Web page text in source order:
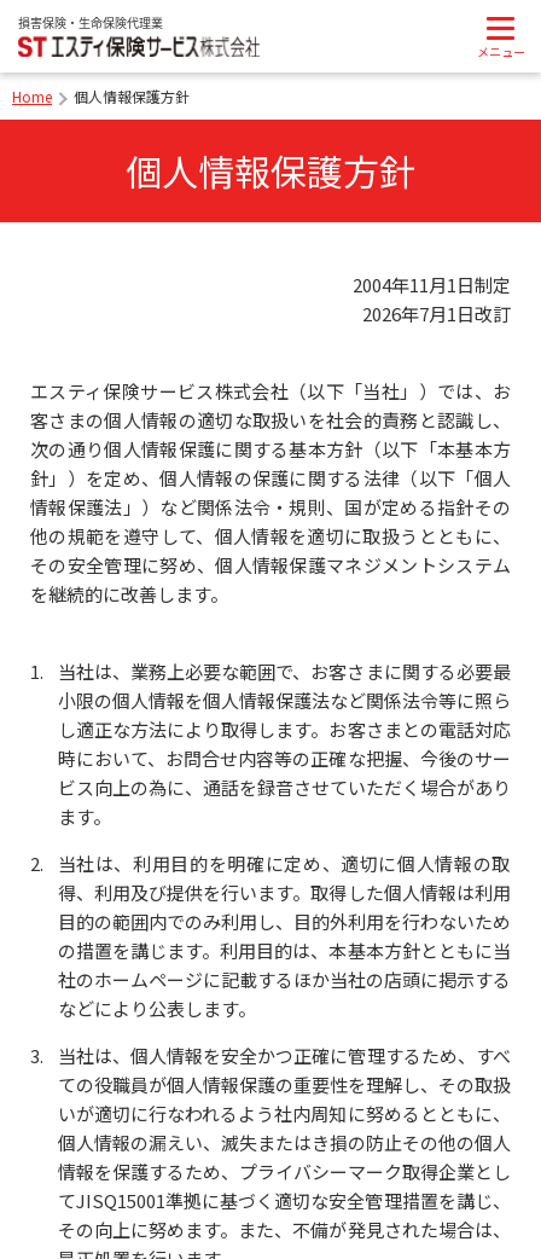
Home 個人情報保護方針
個人情報保護方針
2004年11月1日制定
2026年7月1日改訂
エスティ保険サービス株式会社（以下「当社」）では、お
客さまの個人情報の適切な取扱いを社会的責務と認識し、
次の通り個人情報保護に関する基本方針（以下「本基本方
針」）を定め、個人情報の保護に関する法律（以下「個人
情報保護法」）など関係法令・規則、国が定める指針その
他の規範を遵守して、個人情報を適切に取扱うとともに、
その安全管理に努め、個人情報保護マネジメントシステム
を継続的に改善します。
当社は、業務上必要な範囲で、お客さまに関する必要最
小限の個人情報を個人情報保護法など関係法令等に照ら
し適正な方法により取得します。お客さまとの電話対応
時において、お問合せ内容等の正確な把握、今後のサー
ビス向上の為に、通話を録音させていただく場合があり
ます。
当社は、利用目的を明確に定め、適切に個人情報の取
得、利用及び提供を行います。取得した個人情報は利用
目的の範囲内でのみ利用し、目的外利用を行わないため
の措置を講じます。利用目的は、本基本方針とともに当
社のホームページに記載するほか当社の店頭に掲示する
などにより公表します。
当社は、個人情報を安全かつ正確に管理するため、すべ
ての役職員が個人情報保護の重要性を理解し、その取扱
いが適切に行なわれるよう社内周知に努めるとともに、
個人情報の漏えい、滅失またはき損の防止その他の個人
情報を保護するため、プライバシーマーク取得企業とし
てJISQ15001準拠に基づく適切な安全管理措置を講じ、
その向上に努めます。また、不備が発見された場合は、